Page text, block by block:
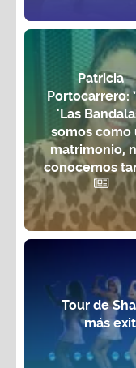
Patricia
Portocarrero:
'Las
somos como
matrimonio,
conocemos
Tour de
más